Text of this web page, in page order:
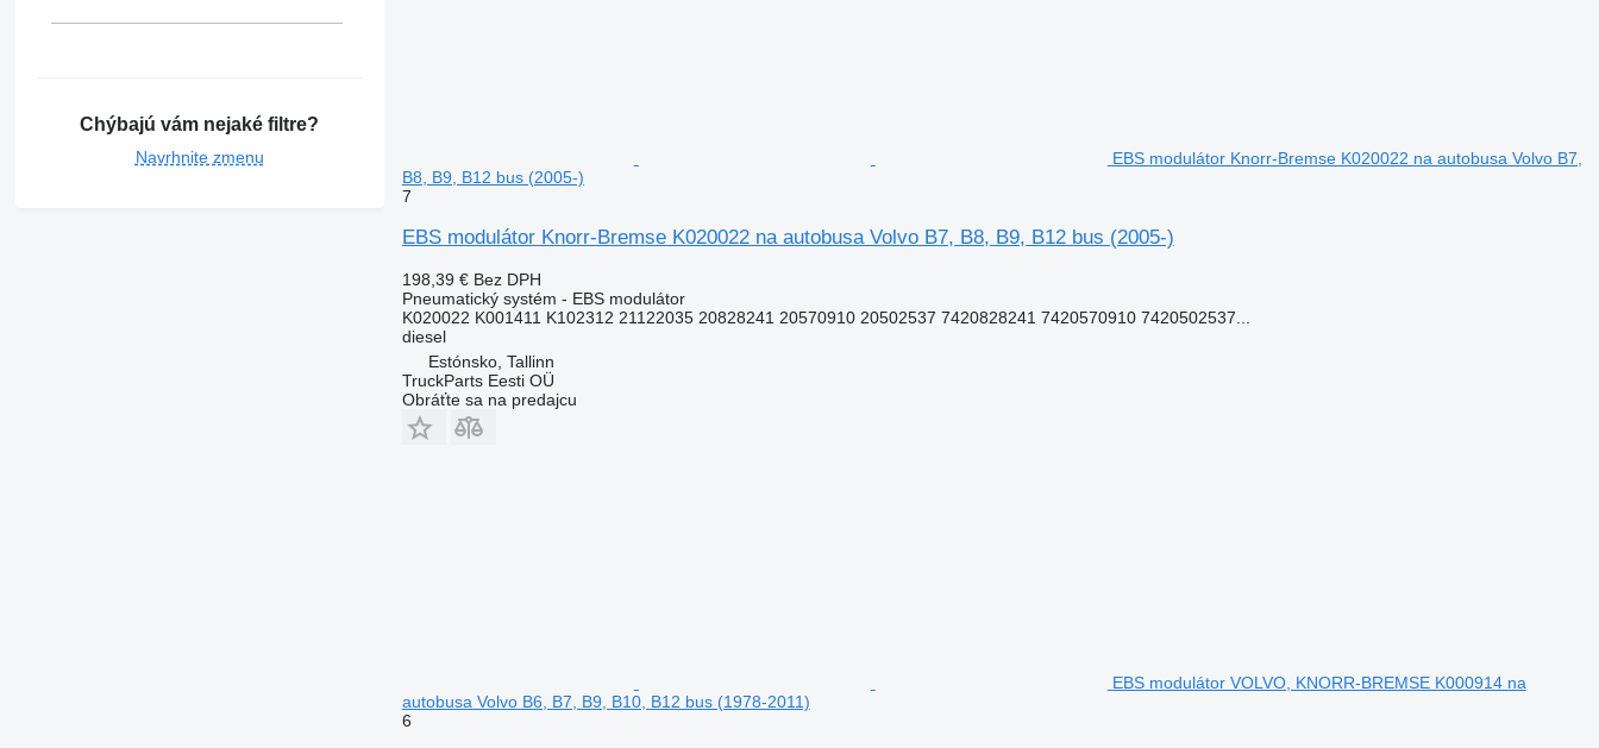
Chýbajú vám nejaké filtre?
Navrhnite zmenu
EBS modulátor Knorr-Bremse K020022 na autobusa Volvo B7,
B8, B9, B12 bus (2005-)
7
EBS modulátor Knorr-Bremse K020022 na autobusa Volvo B7, B8, B9, B12 bus (2005-)
198,39 € Bez DPH
Pneumatický systém - EBS modulátor
K020022 K001411 K102312 21122035 20828241 20570910 20502537 7420828241 7420570910 7420502537...
diesel
Estónsko, Tallinn
TruckParts Eesti OÜ
Obráťte sa na predajcu
EBS modulátor VOLVO, KNORR-BREMSE K000914 na
autobusa Volvo B6, B7, B9, B10, B12 bus (1978-2011)
6